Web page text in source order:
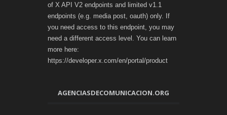
of X API V2 endpoints and limited v1.1
endpoints (e.g. media post, oauth) only. If
you need access to this endpoint, you may
need a different access level. You can learn
more here:
https://developer.x.com/en/portal/product
AGENCIASDECOMUNICACION.ORG